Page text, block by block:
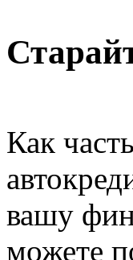
Как
вашу
можете